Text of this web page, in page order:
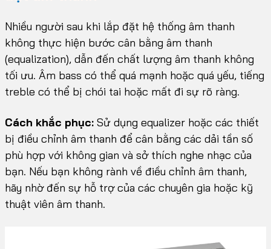
Nhiều người sau khi lắp đặt hệ thống âm thanh
không thực hiện bước cân bằng âm thanh
(equalization), dẫn đến chất lượng âm thanh không
tối ưu. Âm bass có thể quá mạnh hoặc quá yếu, tiếng
treble có thể bị chói tai hoặc mất đi sự rõ ràng.
Cách khắc phục: Sử dụng equalizer hoặc các thiết
bị điều chỉnh âm thanh để cân bằng các dải tần số
phù hợp với không gian và sở thích nghe nhạc của
bạn. Nếu bạn không rành về điều chỉnh âm thanh,
hãy nhờ đến sự hỗ trợ của các chuyên gia hoặc kỹ
thuật viên âm thanh.